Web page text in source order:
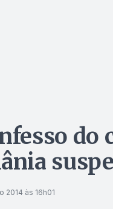
do
2014 às 16h01